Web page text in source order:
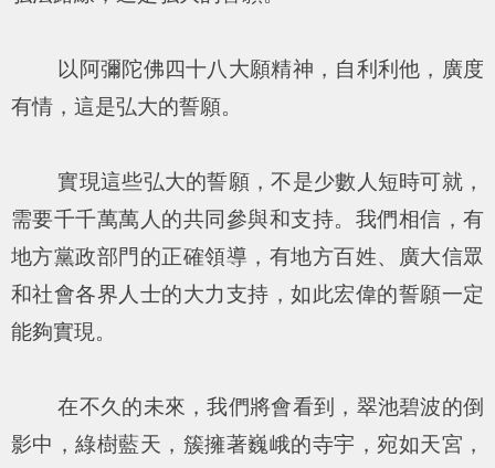
以阿彌陀佛四十八大願精神，自利利他，廣度
有情，這是弘大的誓願。
實現這些弘大的誓願，不是少數人短時可就，
需要千千萬萬人的共同參與和支持。我們相信，有
地方黨政部門的正確領導，有地方百姓、廣大信眾
和社會各界人士的大力支持，如此宏偉的誓願一定
能夠實現。
在不久的未來，我們將會看到，翠池碧波的倒
影中，綠樹藍天，簇擁著巍峨的寺宇，宛如天宮，